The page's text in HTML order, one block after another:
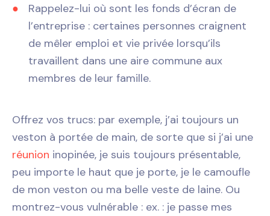
Rappelez-lui où sont les fonds d’écran de
l’entreprise : certaines personnes craignent
de mêler emploi et vie privée lorsqu’ils
travaillent dans une aire commune aux
membres de leur famille.
Offrez vos trucs: par exemple, j’ai toujours un
veston à portée de main, de sorte que si j’ai une
réunion inopinée, je suis toujours présentable,
peu importe le haut que je porte, je le camoufle
de mon veston ou ma belle veste de laine. Ou
montrez-vous vulnérable : ex. : je passe mes